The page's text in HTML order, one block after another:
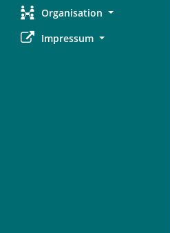
Organisation
Impressum